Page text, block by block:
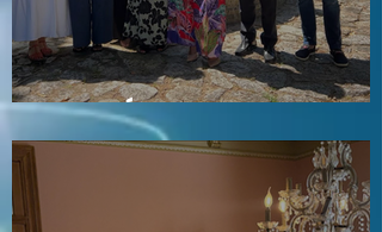
Visita a Águas e Energia do Porto